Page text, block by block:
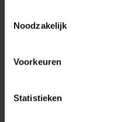
Noodzakelijk
Voorkeuren
Statistieken